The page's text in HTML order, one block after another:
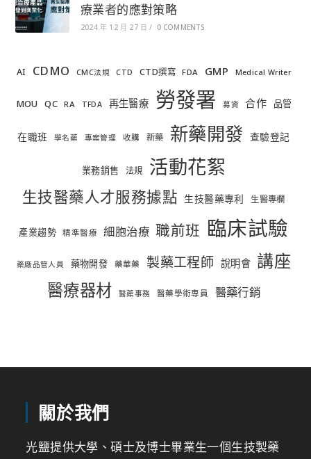
療業者的應對策略
2024 年 12 月 27 日 / 0 COMMENTS
AI CDMO CMC法規 CTD CTD撰寫 FDA GMP Medical Writer
MOU QC RA TFDA 再生醫療 勞發署 募資 合作 品管
在職班 學名藥 專案管理 收購 新藥 新藥開發 查驗登記
業務銷售 法規 活動花絮
生技醫藥人才服務據點 生技醫藥專利 生醫專欄
產業趨勢 精準醫療 細胞治療 職前班 臨床試驗
藥廠品管人員 藥物開發 藥華藥 製藥工程師 說明會 講座
醫療器材 醫藥事務 醫藥學術專員 醫藥行銷
關於我們
光鹽提供大學、碩士及博士畢業生一個生技製藥